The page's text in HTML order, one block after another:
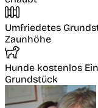
Umfriedetes
Zaunhöhe
Hunde kostenlos
Grundstück